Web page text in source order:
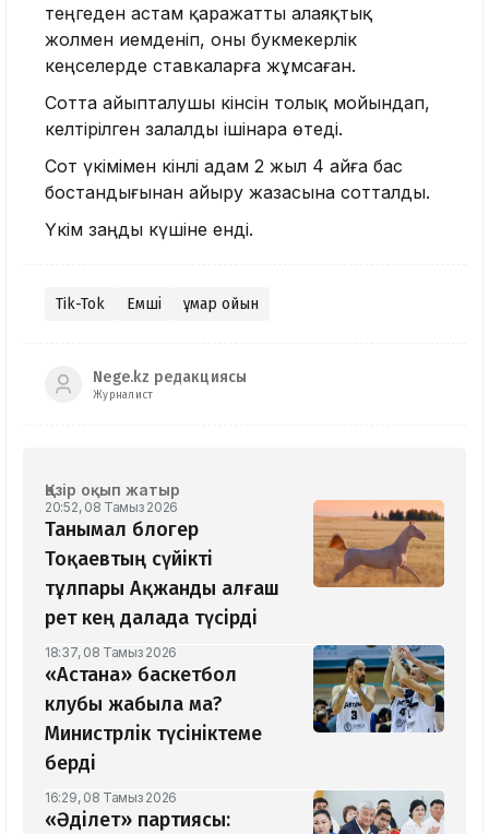
теңгеден астам қаражатты алаяқтық
жолмен иемденіп, оны букмекерлік
кеңселерде ставкаларға жұмсаған.
Сотта айыпталушы кінәсін толық мойындап,
келтірілген залалды ішінара өтеді.
Сот үкімімен кінәлі адам 2 жыл 4 айға бас
бостандығынан айыру жазасына сотталды.
Үкім заңды күшіне енді.
Tik-Tok Емші Құмар ойын
Nege.kz редакциясы
Журналист
Қазір оқып жатыр
20:52, 08 Тамыз 2026
Танымал блогер
Тоқаевтың сүйікті
тұлпары Ақжанды алғаш
рет кең далада түсірді
18:37, 08 Тамыз 2026
«Астана» баскетбол
клубы жабыла ма?
Министрлік түсініктеме
берді
16:29, 08 Тамыз 2026
«Әділет» партиясы: